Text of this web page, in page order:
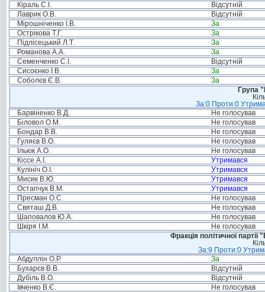
Кіраль С.І.
Відсутній
Лаврик О.В.
Відсутній
Мірошніченко І.В.
За
Острікова Т.Г.
За
Підлісецький Л.Т.
За
Романова А.А.
За
Семенченко С.І.
Відсутній
Сисоєнко І.В.
За
Соболєв Є.В.
За
Група
За:0 Проти:0
Барвіненко В.Д.
Не голосував
Біловол О.М.
Не голосував
Бондар В.В.
Не голосував
Гуляєв В.О.
Не голосував
Ільюк А.О.
Не голосував
Кіссе А.І.
Утримався
Кулініч О.І.
Утримався
Мисик В.Ю.
Утримався
Остапчук В.М.
Утримався
Пресман О.С.
Не голосував
Святаш Д.В.
Не голосував
Шаповалов Ю.А.
Не голосував
Шкіря І.М.
Не голосував
Фракція політичної
За:9 Проти:0
Абдуллін О.Р.
За
Бухарєв В.В.
Відсутній
Дубіль В.О.
Відсутній
Івченко В.Є.
Не голосував